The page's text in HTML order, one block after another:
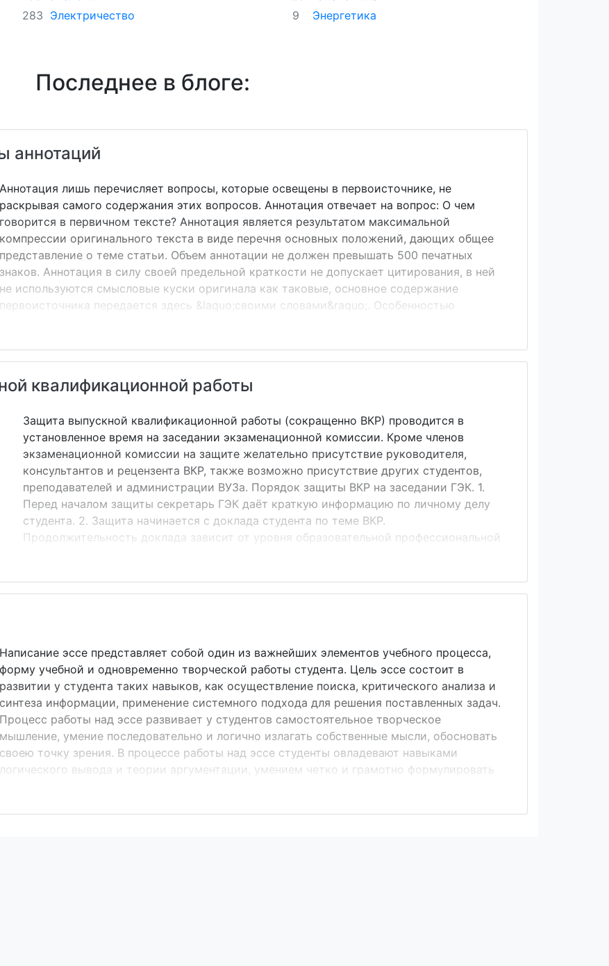
283 Электричество
9
Энергетика
Последнее в блоге:
аннотаций
Аннотация лишь перечисляет вопросы, которые освещены в первоисточнике, не
раскрывая самого содержания этих вопросов. Аннотация отвечает на вопрос: О чем
говорится в первичном тексте? Аннотация является результатом максимальной
компрессии оригинального текста в виде перечня основных положений, дающих общее
представление о теме статьи. Объем аннотации не должен превышать 500 печатных
знаков. Аннотация в силу своей предельной краткости не допускает цитирования, в ней
не используются смысловые куски оригинала как таковые, основное содержание
первоисточника передается здесь &laquo;своими словами&raquo;. Особенностью
квалификационной работы
Защита выпускной квалификационной работы (сокращенно ВКР) проводится в
установленное время на заседании экзаменационной комиссии. Кроме членов
экзаменационной комиссии на защите желательно присутствие руководителя,
консультантов и рецензента ВКР, также возможно присутствие других студентов,
преподавателей и администрации ВУЗа. Порядок защиты ВКР на заседании ГЭК. 1.
Перед началом защиты секретарь ГЭК даёт краткую информацию по личному делу
студента. 2. Защита начинается с доклада студента по теме ВКР.
Продолжительность доклада зависит от уровня образовательной профессиональной
Написание эссе представляет собой один из важнейших элементов учебного процесса,
форму учебной и одновременно творческой работы студента. Цель эссе состоит в
развитии у студента таких навыков, как осуществление поиска, критического анализа и
синтеза информации, применение системного подхода для решения поставленных задач.
Процесс работы над эссе развивает у студентов самостоятельное творческое
мышление, умение последовательно и логично излагать собственные мысли, обосновать
своею точку зрения. В процессе работы над эссе студенты овладевают навыками
логического вывода и теории аргументации, умением четко и грамотно формулировать